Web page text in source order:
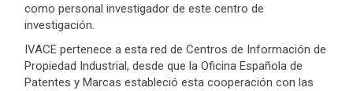
como personal investigador de este centro de
investigación.
IVACE pertenece a esta red de Centros de Información de
Propiedad Industrial, desde que la Oficina Española de
Patentes y Marcas estableció esta cooperación con las